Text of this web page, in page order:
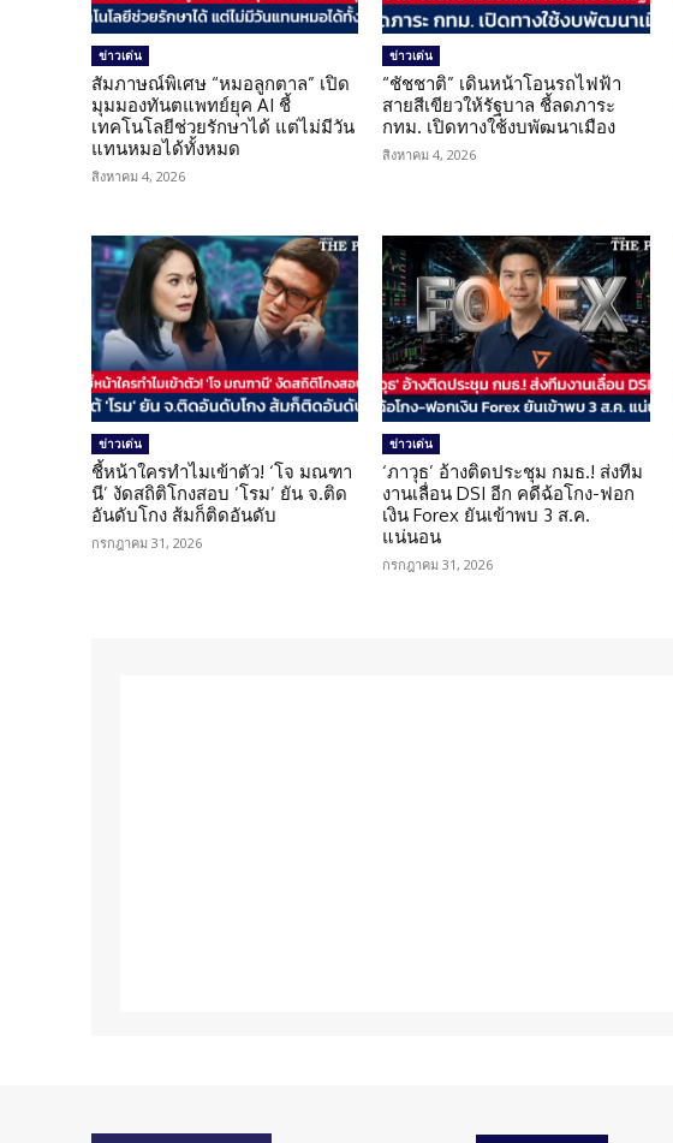
ข่าวเด่น
สัมภาษณ์พิเศษ “หมอลูกตาล” เปิด
มุมมองทันตแพทย์ยุค AI ชี้
เทคโนโลยีช่วยรักษาได้ แต่ไม่มีวัน
แทนหมอได้ทั้งหมด
สิงหาคม 4, 2026
ข่าวเด่น
“ชัชชาติ” เดินหน้าโอนรถไฟฟ้า
สายสีเขียวให้รัฐบาล ชี้ลดภาระ
กทม. เปิดทางใช้งบพัฒนาเมือง
สิงหาคม 4, 2026
ข่าวเด่น
ชี้หน้าใครทำไมเข้าตัว! ‘โจ มณฑา
นี’ งัดสถิติโกงสอบ ‘โรม’ ยัน จ.ติด
อันดับโกง ส้มก็ติดอันดับ
กรกฎาคม 31, 2026
ข่าวเด่น
‘ภาวุธ’ อ้างติดประชุม กมธ.! ส่งทีม
งานเลื่อน DSI อีก คดีฉ้อโกง-ฟอก
เงิน Forex ยันเข้าพบ 3 ส.ค.
แน่นอน
กรกฎาคม 31, 2026